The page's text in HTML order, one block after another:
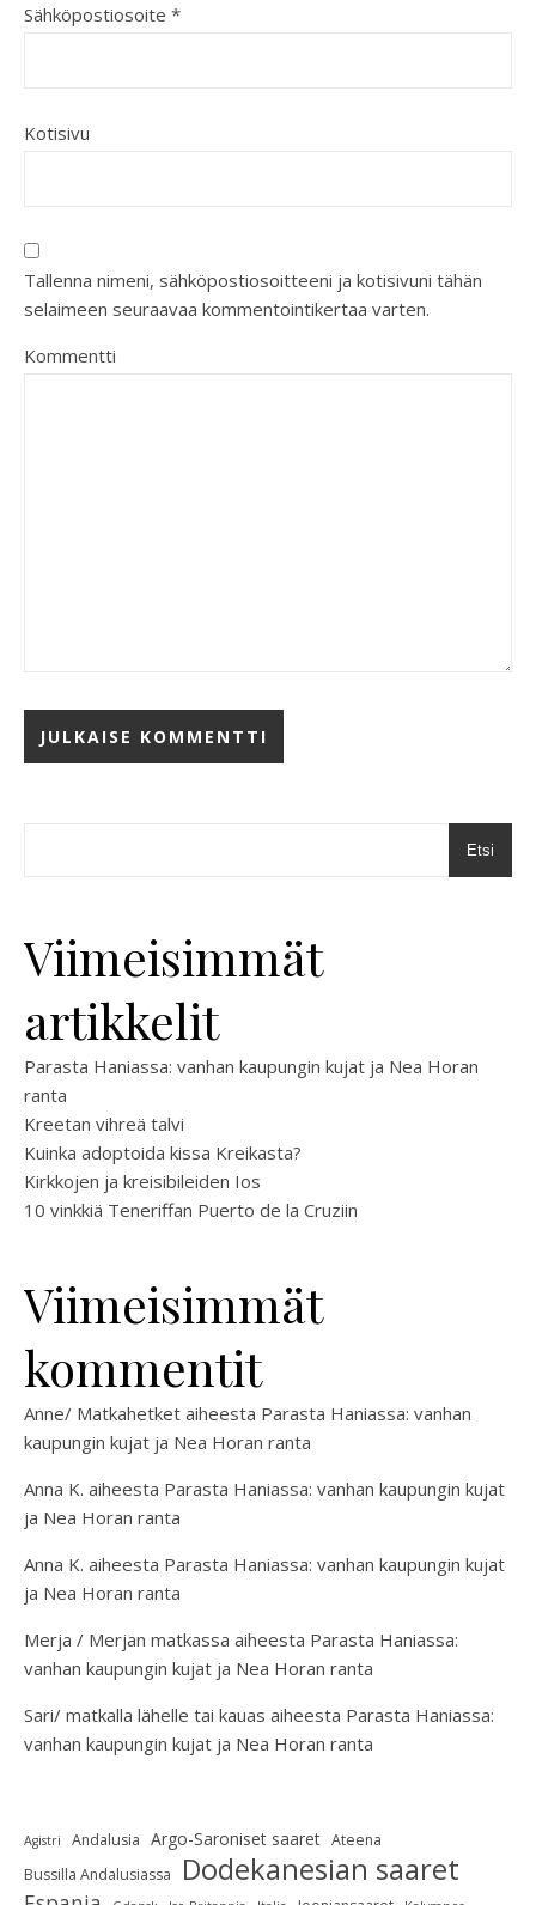
Sähköpostiosoite *
Kotisivu
Tallenna nimeni, sähköpostiosoitteeni ja kotisivuni tähän
selaimeen seuraavaa kommentointikertaa varten.
Kommentti
Etsi
Viimeisimmät
artikkelit
Parasta Haniassa: vanhan kaupungin kujat ja Nea Horan
ranta
Kreetan vihreä talvi
Kuinka adoptoida kissa Kreikasta?
Kirkkojen ja kreisibileiden Ios
10 vinkkiä Teneriffan Puerto de la Cruziin
Viimeisimmät
kommentit
Anne/ Matkahetket aiheesta Parasta Haniassa: vanhan
kaupungin kujat ja Nea Horan ranta
Anna K. aiheesta Parasta Haniassa: vanhan kaupungin kujat
ja Nea Horan ranta
Anna K. aiheesta Parasta Haniassa: vanhan kaupungin kujat
ja Nea Horan ranta
Merja / Merjan matkassa aiheesta Parasta Haniassa:
vanhan kaupungin kujat ja Nea Horan ranta
Sari/ matkalla lähelle tai kauas aiheesta Parasta Haniassa:
vanhan kaupungin kujat ja Nea Horan ranta
Agistri Andalusia Argo-Saroniset saaret Ateena
Bussilla Andalusiassa
Dodekanesian saaret